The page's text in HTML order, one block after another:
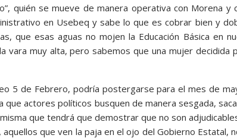
quién se mueve de manera operativa con Morena y
en Usebeq y sabe lo que es cobrar bien y
que esas aguas no mojen la Educación Básica en
vara muy alta, pero sabemos que una mujer decidida
5 de Febrero, podría postergarse para el mes de
actores políticos busquen de manera sesgada,
que tendrá que demostrar que no son
que ven la paja en el ojo del Gobierno Estatal,